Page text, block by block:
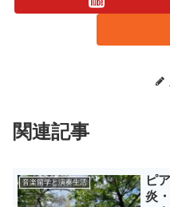
関連記事
音楽留学と演奏生活
ピ
炎